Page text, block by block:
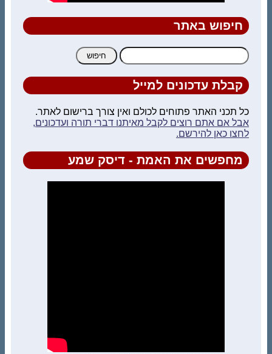
חיפוש באתר
חיפוש:
קבלת עדכונים למייל
כל תכני האתר פתוחים לכולם ואין צורך ברישום לאתר.
אבל אם אתם רוצים לקבל מאיתנו דברי תורה ועדכונים,
לחצו כאן להירשם.
מחפשים את האמת - דיסק שמע